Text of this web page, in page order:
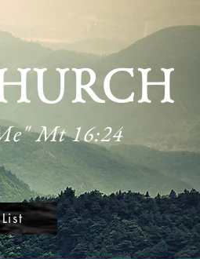
Mt 16:24